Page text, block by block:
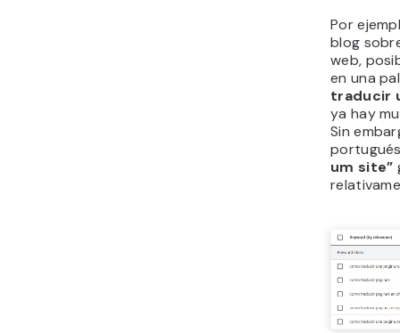
Por
blog
web,
en una
traducir
ya hay
Sin
um site”